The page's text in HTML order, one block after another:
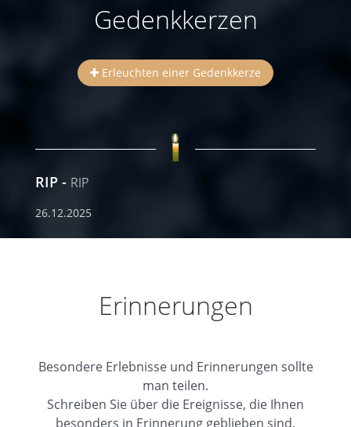
Gedenkkerzen
Erleuchten einer Gedenkkerze
RIP RIP
26.12.2025
Erinnerungen
Besondere Erlebnisse und Erinnerungen sollte
man teilen.
Schreiben Sie über die Ereignisse, die Ihnen
besonders in Erinnerung geblieben sind.